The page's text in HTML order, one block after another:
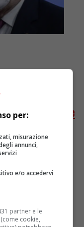
non potrà
diplomatiche
Draghi, è risultato
da fonti di
è
per:
misurazione
annunci,
e/o accedervi
partner e le
cookie,